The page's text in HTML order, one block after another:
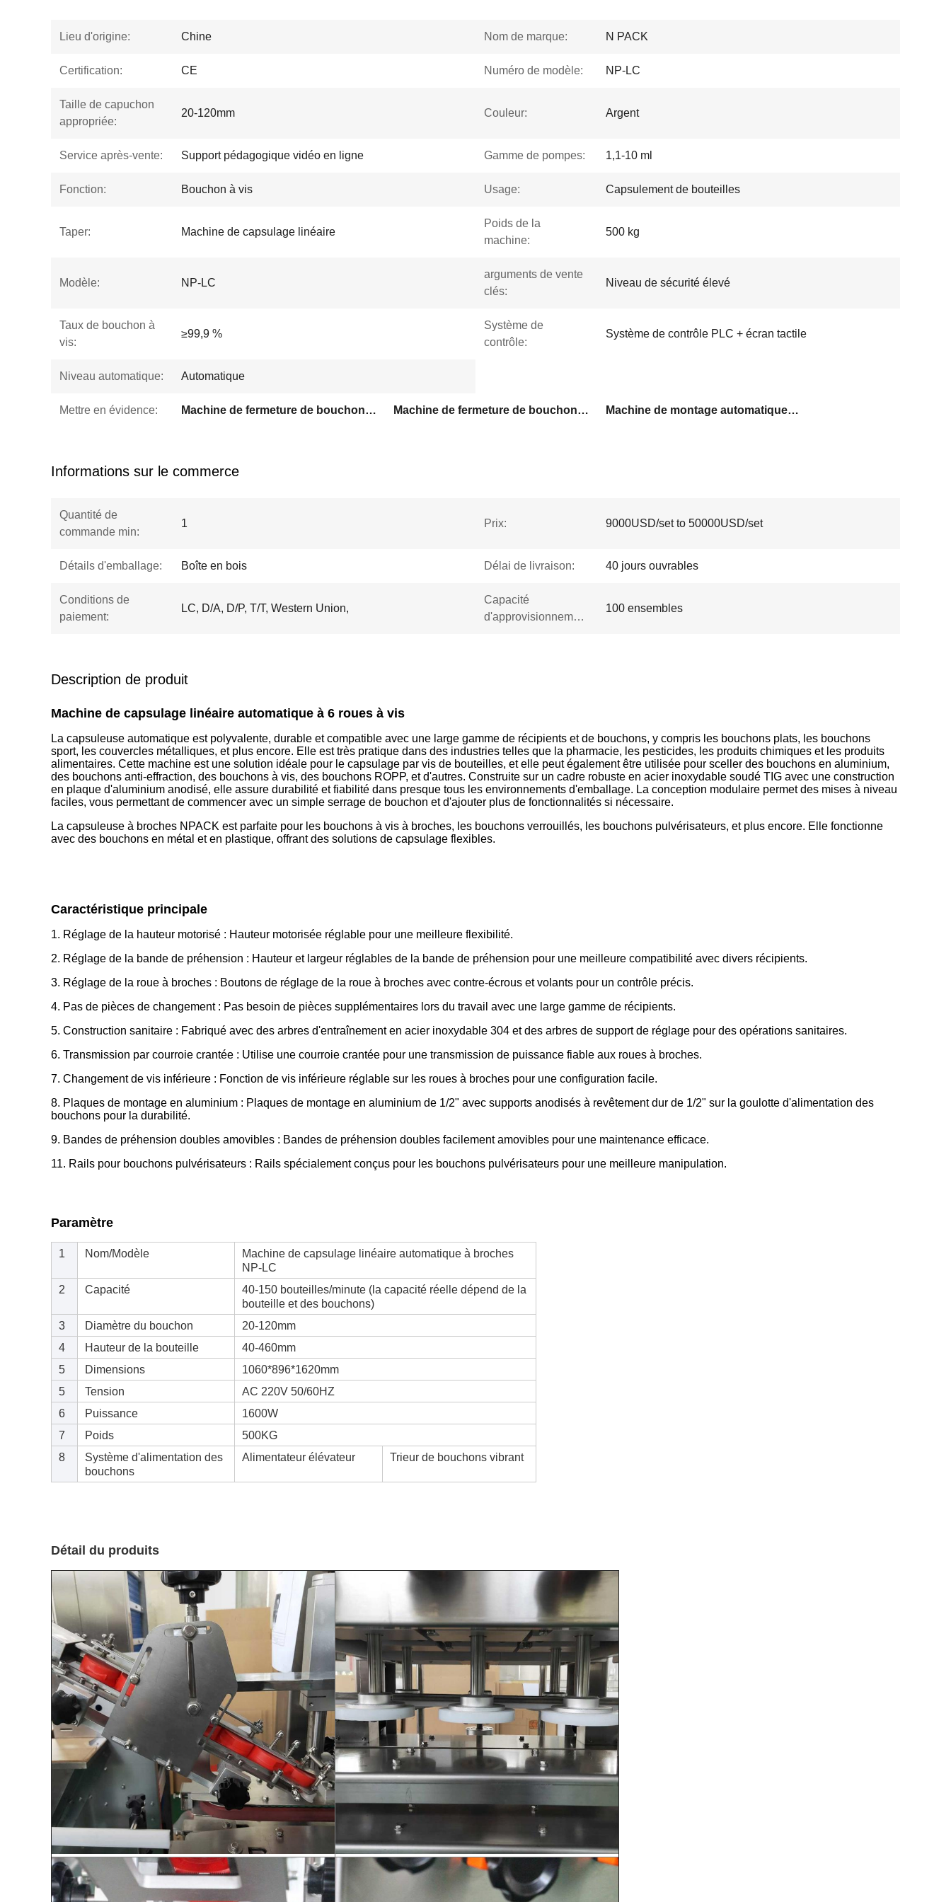
Lieu d'origine: Chine Nom de marque: N PACK
Certification: CE Numéro de modèle: NP-LC
Taille de capuchon
appropriée:
20-120mm Couleur: Argent
Service après-vente: Support pédagogique vidéo en ligne Gamme de pompes: 1,1-10 ml
Fonction: Bouchon à vis Usage: Capsulement de bouteilles
Taper: Machine de capsulage linéaire
Poids de la
machine:
500 kg
Modèle: NP-LC
arguments de vente
clés:
Niveau de sécurité élevé
Taux de bouchon à
vis:
≥99,9 %
Système de
contrôle:
Système de contrôle PLC + écran tactile
Niveau automatique: Automatique
Mettre en évidence: Machine de fermeture de bouchon de bouteille de type linéaire Machine de fermeture de bouchon de bouteille Machine de montage automatique du capuchon
Informations sur le commerce
Quantité de
commande min:
1 Prix: 9000USD/set to 50000USD/set
Détails d'emballage: Boîte en bois Délai de livraison: 40 jours ouvrables
Conditions de
paiement:
LC, D/A, D/P, T/T, Western Union,
Capacité
d'approvisionnement:
100 ensembles
Description de produit
Machine de capsulage linéaire automatique à 6 roues à vis
La capsuleuse automatique est polyvalente, durable et compatible avec une large gamme de récipients et de bouchons, y compris les bouchons plats, les bouchons
sport, les couvercles métalliques, et plus encore. Elle est très pratique dans des industries telles que la pharmacie, les pesticides, les produits chimiques et les produits
alimentaires. Cette machine est une solution idéale pour le capsulage par vis de bouteilles, et elle peut également être utilisée pour sceller des bouchons en aluminium,
des bouchons anti-effraction, des bouchons à vis, des bouchons ROPP, et d'autres. Construite sur un cadre robuste en acier inoxydable soudé TIG avec une construction
en plaque d'aluminium anodisé, elle assure durabilité et fiabilité dans presque tous les environnements d'emballage. La conception modulaire permet des mises à niveau
faciles, vous permettant de commencer avec un simple serrage de bouchon et d'ajouter plus de fonctionnalités si nécessaire.
La capsuleuse à broches NPACK est parfaite pour les bouchons à vis à broches, les bouchons verrouillés, les bouchons pulvérisateurs, et plus encore. Elle fonctionne
avec des bouchons en métal et en plastique, offrant des solutions de capsulage flexibles.
Caractéristique principale
1. Réglage de la hauteur motorisé : Hauteur motorisée réglable pour une meilleure flexibilité.
2. Réglage de la bande de préhension : Hauteur et largeur réglables de la bande de préhension pour une meilleure compatibilité avec divers récipients.
3. Réglage de la roue à broches : Boutons de réglage de la roue à broches avec contre-écrous et volants pour un contrôle précis.
4. Pas de pièces de changement : Pas besoin de pièces supplémentaires lors du travail avec une large gamme de récipients.
5. Construction sanitaire : Fabriqué avec des arbres d'entraînement en acier inoxydable 304 et des arbres de support de réglage pour des opérations sanitaires.
6. Transmission par courroie crantée : Utilise une courroie crantée pour une transmission de puissance fiable aux roues à broches.
7. Changement de vis inférieure : Fonction de vis inférieure réglable sur les roues à broches pour une configuration facile.
8. Plaques de montage en aluminium : Plaques de montage en aluminium de 1/2" avec supports anodisés à revêtement dur de 1/2" sur la goulotte d'alimentation des
bouchons pour la durabilité.
9. Bandes de préhension doubles amovibles : Bandes de préhension doubles facilement amovibles pour une maintenance efficace.
11. Rails pour bouchons pulvérisateurs : Rails spécialement conçus pour les bouchons pulvérisateurs pour une meilleure manipulation.
Paramètre
1 Nom/Modèle
Machine de capsulage linéaire automatique à broches
NP-LC
2
Capacité
40-150 bouteilles/minute (la capacité réelle dépend de la
bouteille et des bouchons)
3
Diamètre du bouchon
20-120mm
4
Hauteur de la bouteille
40-460mm
5
Dimensions
1060*896*1620mm
5
Tension
AC 220V 50/60HZ
6
Puissance
1600W
7
Poids
500KG
8
Système d'alimentation des
bouchons
Alimentateur élévateur Trieur de bouchons vibrant
Détail du produits